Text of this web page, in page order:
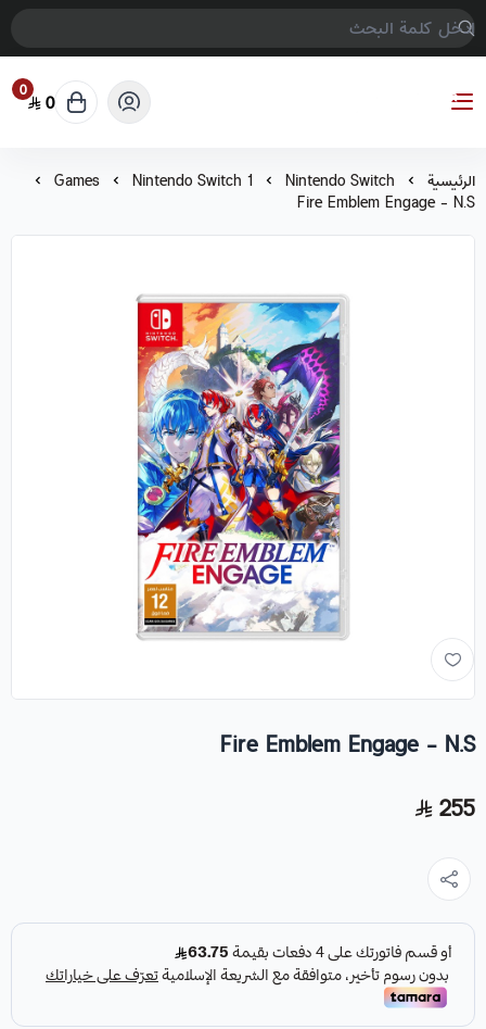
COMPTER GAMES
0 0
الرئيسية Nintendo Switch
Nintendo Switch 1
Games
Fire Emblem Engage - N.S
Fire Emblem Engage - N.S
255